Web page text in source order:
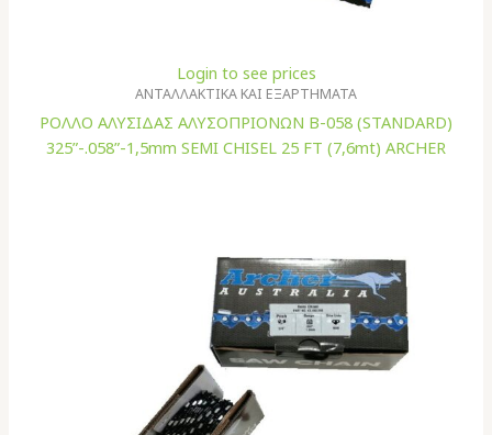
Login to see prices
ΑΝΤΑΛΛΑΚΤΙΚΑ ΚΑΙ ΕΞΑΡΤΗΜΑΤΑ
ΡΟΛΛΟ ΑΛΥΣΙΔΑΣ ΑΛΥΣΟΠΡΙΟΝΩΝ B-058 (STANDARD)
325”-.058”-1,5mm SEMI CHISEL 25 FT (7,6mt) ARCHER